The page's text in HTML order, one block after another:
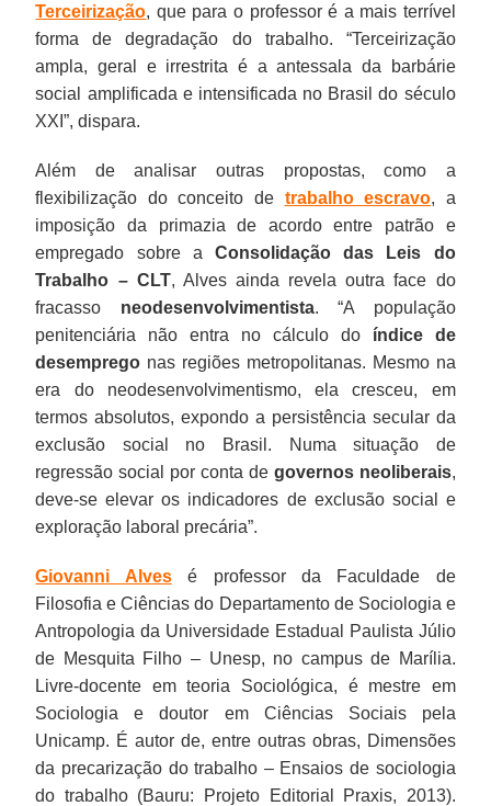
Terceirização, que para o professor é a mais terrível
forma de degradação do trabalho. “Terceirização
ampla, geral e irrestrita é a antessala da barbárie
social amplificada e intensificada no Brasil do século
XXI”, dispara.
Além de analisar outras propostas, como a
flexibilização do conceito de trabalho escravo, a
imposição da primazia de acordo entre patrão e
empregado sobre a Consolidação das Leis do
Trabalho – CLT, Alves ainda revela outra face do
fracasso neodesenvolvimentista. “A população
penitenciária não entra no cálculo do índice de
desemprego nas regiões metropolitanas. Mesmo na
era do neodesenvolvimentismo, ela cresceu, em
termos absolutos, expondo a persistência secular da
exclusão social no Brasil. Numa situação de
regressão social por conta de governos neoliberais,
deve-se elevar os indicadores de exclusão social e
exploração laboral precária”.
Giovanni Alvesé professor da Faculdade de
Filosofia e Ciências do Departamento de Sociologia e
Antropologia da Universidade Estadual Paulista Júlio
de Mesquita Filho – Unesp, no campus de Marília.
Livre-docente em teoria Sociológica, é mestre em
Sociologia e doutor em Ciências Sociais pela
Unicamp. É autor de, entre outras obras, Dimensões
da precarização do trabalho – Ensaios de sociologia
do trabalho (Bauru: Projeto Editorial Praxis, 2013).